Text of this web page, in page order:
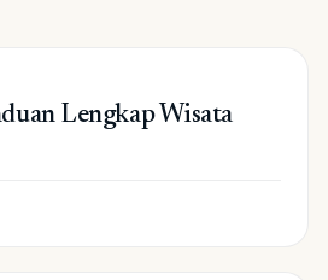
Lengkap Wisata